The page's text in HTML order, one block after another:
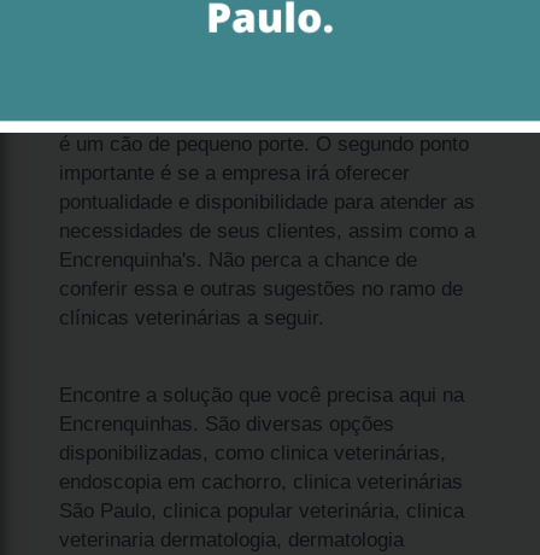
é um cão de pequeno porte. O segundo ponto
importante é se a empresa irá oferecer
pontualidade e disponibilidade para atender as
necessidades de seus clientes, assim como a
Encrenquinha's. Não perca a chance de
conferir essa e outras sugestões no ramo de
clínicas veterinárias a seguir.
Encontre a solução que você precisa aqui na
Encrenquinhas. São diversas opções
disponibilizadas, como clinica veterinárias,
endoscopia em cachorro, clinica veterinárias
São Paulo, clinica popular veterinária, clinica
veterinaria dermatologia, dermatologia